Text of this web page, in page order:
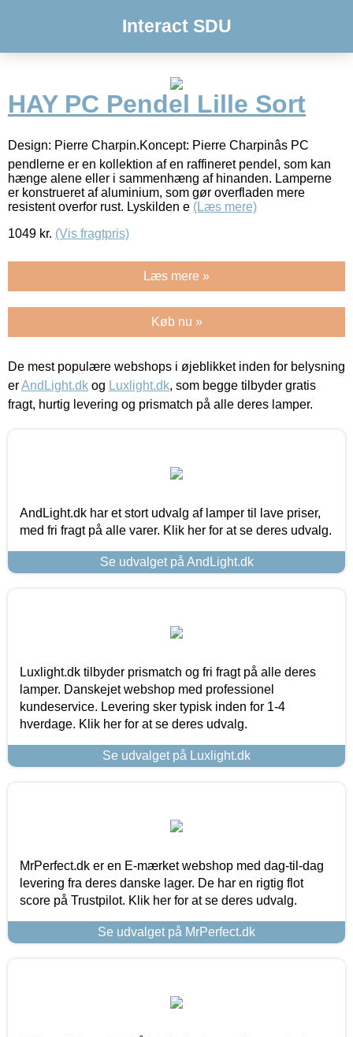
Interact SDU
HAY PC Pendel Lille Sort
Design: Pierre Charpin.Koncept: Pierre Charpinâs PC
pendlerne er en kollektion af en raffineret pendel, som kan
hænge alene eller i sammenhæng af hinanden. Lamperne
er konstrueret af aluminium, som gør overfladen mere
resistent overfor rust. Lyskilden e (Læs mere)
1049 kr. (Vis fragtpris)
Læs mere »
Køb nu »
De mest populære webshops i øjeblikket inden for belysning
erAndLight.dk og Luxlight.dk, som begge tilbyder gratis
fragt, hurtig levering og prismatch på alle deres lamper.
AndLight.dk har et stort udvalg af lamper til lave priser,
med fri fragt på alle varer. Klik her for at se deres udvalg.
Se udvalget på AndLight.dk
Luxlight.dk tilbyder prismatch og fri fragt på alle deres
lamper. Danskejet webshop med professionel
kundeservice. Levering sker typisk inden for 1-4
hverdage. Klik her for at se deres udvalg.
Se udvalget på Luxlight.dk
MrPerfect.dk er en E-mærket webshop med dag-til-dag
levering fra deres danske lager. De har en rigtig flot
score på Trustpilot. Klik her for at se deres udvalg.
Se udvalget på MrPerfect.dk